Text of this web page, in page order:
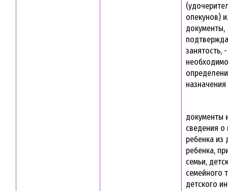
опекунов)
документы,
занятость,
документы
сведения
ребенка из
ребенка,
семьи,
семейного
детского